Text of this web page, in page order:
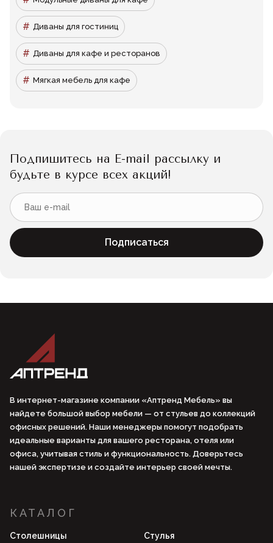
Диваны для гостиниц
Диваны для кафе и ресторанов
Мягкая мебель для кафе
Подпишитесь на E-mail рассылку и
будьте в курсе всех акций!
Подписаться
В интернет-магазине компании «Аптренд Мебель» вы
найдете большой выбор мебели — от стульев до коллекций
офисных решений. Наши менеджеры помогут подобрать
идеальные варианты для вашего ресторана, отеля или
офиса, учитывая стиль и функциональность. Доверьтесь
нашей экспертизе и создайте интерьер своей мечты.
КАТАЛОГ
Столешницы Стулья